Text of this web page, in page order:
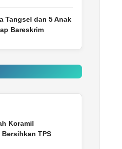
Tangsel dan 5 Anak
Bareskrim
Koramil
TPS